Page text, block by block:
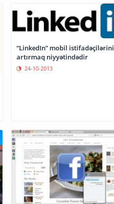
“LinkedIn” mobil istifadəçilərini
artırmaq niyyətindədir
24-10-2013